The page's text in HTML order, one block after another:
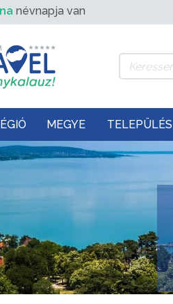
névnapja van
MEGYE TELEPÜLÉS